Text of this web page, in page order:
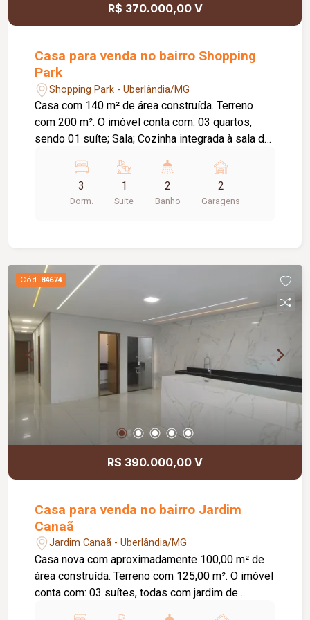
R$ 370.000,00 V
Casa para venda no bairro Shopping
Park
Shopping Park - Uberlândia/MG
Casa com 140 m² de área construída. Terreno
com 200 m². O imóvel conta com: 03 quartos,
sendo 01 suíte; Sala; Cozinha integrada à sala de
Lavanderia independente e coberta; Diferenciais:
Imóvel recém-reformado, em fase final de
acabamento; Varanda gourmet ampla, ideal para
de venda: R$ 370.000,00.
3
Dorm.
1
Suite
2
Banho
2
Garagens
Cód. 84674
R$ 390.000,00 V
Casa para venda no bairro Jardim
Canaã
Jardim Canaã - Uberlândia/MG
Casa nova com aproximadamente 100,00 m² de
área construída. Terreno com 125,00 m². O imóvel
conta com: 03 suítes, todas com jardim de